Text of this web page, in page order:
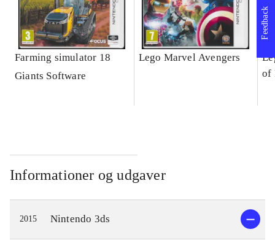
Farming simulator 18
Giants Software
Lego Marvel Avengers
of
Informationer og udgaver
2015 Nintendo 3ds
Feedback